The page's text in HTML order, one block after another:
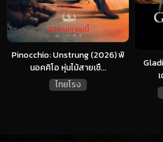
Pinocchio: Unstrung (2026) พิ
นอคคิโอ หุ่นไม้สายเชื...
ไทยโรง